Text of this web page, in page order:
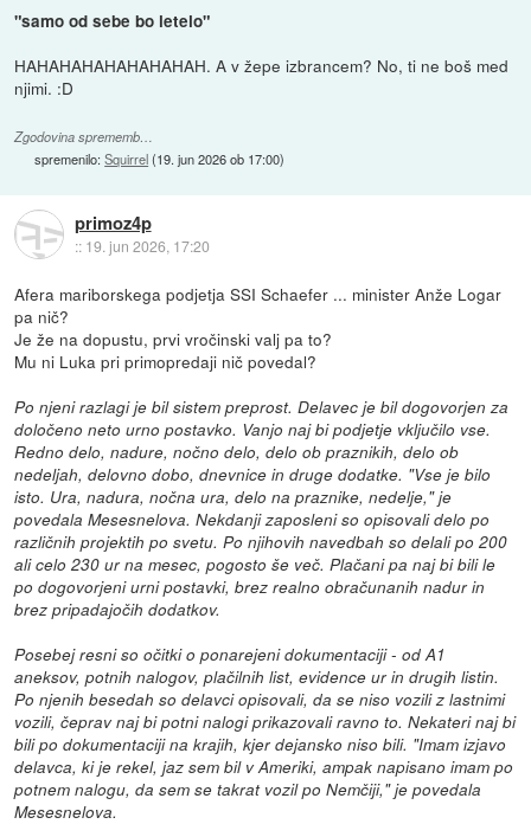
"samo od sebe bo letelo"
HAHAHAHAHAHAHAHAH. A v žepe izbrancem? No, ti ne boš med
njimi. :D
Zgodovina sprememb…
spremenilo:Squirrel(19. jun 2026 ob 17:00)
primoz4p
:: 19. jun 2026, 17:20
Afera mariborskega podjetja SSI Schaefer ... minister Anže Logar
pa nič?
Je že na dopustu, prvi vročinski valj pa to?
Mu ni Luka pri primopredaji nič povedal?
Po njeni razlagi je bil sistem preprost. Delavec je bil dogovorjen za
določeno neto urno postavko. Vanjo naj bi podjetje vključilo vse.
Redno delo, nadure, nočno delo, delo ob praznikih, delo ob
nedeljah, delovno dobo, dnevnice in druge dodatke. "Vse je bilo
isto. Ura, nadura, nočna ura, delo na praznike, nedelje," je
povedala Mesesnelova. Nekdanji zaposleni so opisovali delo po
različnih projektih po svetu. Po njihovih navedbah so delali po 200
ali celo 230 ur na mesec, pogosto še več. Plačani pa naj bi bili le
po dogovorjeni urni postavki, brez realno obračunanih nadur in
brez pripadajočih dodatkov.
Posebej resni so očitki o ponarejeni dokumentaciji - od A1
aneksov, potnih nalogov, plačilnih list, evidence ur in drugih listin.
Po njenih besedah so delavci opisovali, da se niso vozili z lastnimi
vozili, čeprav naj bi potni nalogi prikazovali ravno to. Nekateri naj bi
bili po dokumentaciji na krajih, kjer dejansko niso bili. "Imam izjavo
delavca, ki je rekel, jaz sem bil v Ameriki, ampak napisano imam po
potnem nalogu, da sem se takrat vozil po Nemčiji," je povedala
Mesesnelova.